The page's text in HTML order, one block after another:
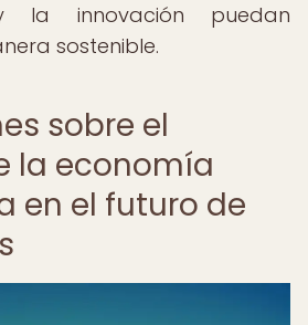
la innovación puedan
sostenible.
sobre el
la economía
en el futuro de